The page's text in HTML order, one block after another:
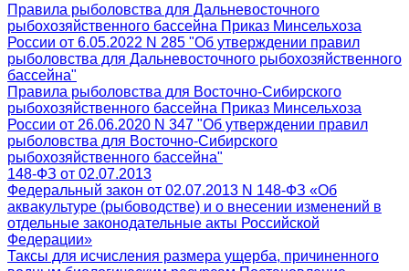
Правила рыболовства для Дальневосточного
рыбохозяйственного бассейна Приказ Минсельхоза
России от 6.05.2022 N 285 "Об утверждении правил
рыболовства для Дальневосточного рыбохозяйственного
бассейна"
Правила рыболовства для Восточно-Сибирского
рыбохозяйственного бассейна Приказ Минсельхоза
России от 26.06.2020 N 347 "Об утверждении правил
рыболовства для Восточно-Сибирского
рыбохозяйственного бассейна"
148-ФЗ от 02.07.2013
Федеральный закон от 02.07.2013 N 148-ФЗ «Об
аквакультуре (рыбоводстве) и о внесении изменений в
отдельные законодательные акты Российской
Федерации»
Таксы для исчисления размера ущерба, причиненного